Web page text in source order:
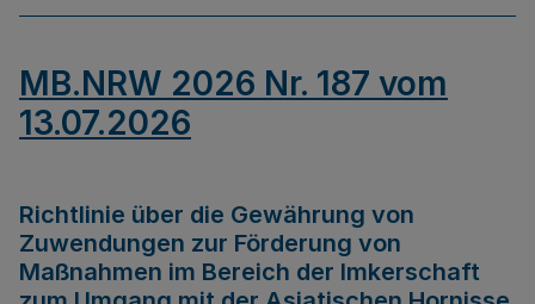
MB.NRW 2026 Nr. 187 vom
13.07.2026
Richtlinie über die Gewährung von
Zuwendungen zur Förderung von
Maßnahmen im Bereich der Imkerschaft